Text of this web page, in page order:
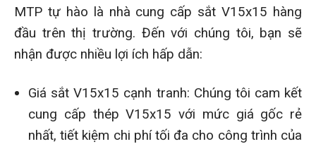
MTP tự hào là nhà cung cấp sắt V15x15 hàng
đầu trên thị trường. Đến với chúng tôi, bạn sẽ
nhận được nhiều lợi ích hấp dẫn:
Giá sắt V15x15 cạnh tranh: Chúng tôi cam kết
cung cấp thép V15x15 với mức giá gốc rẻ
nhất, tiết kiệm chi phí tối đa cho công trình của